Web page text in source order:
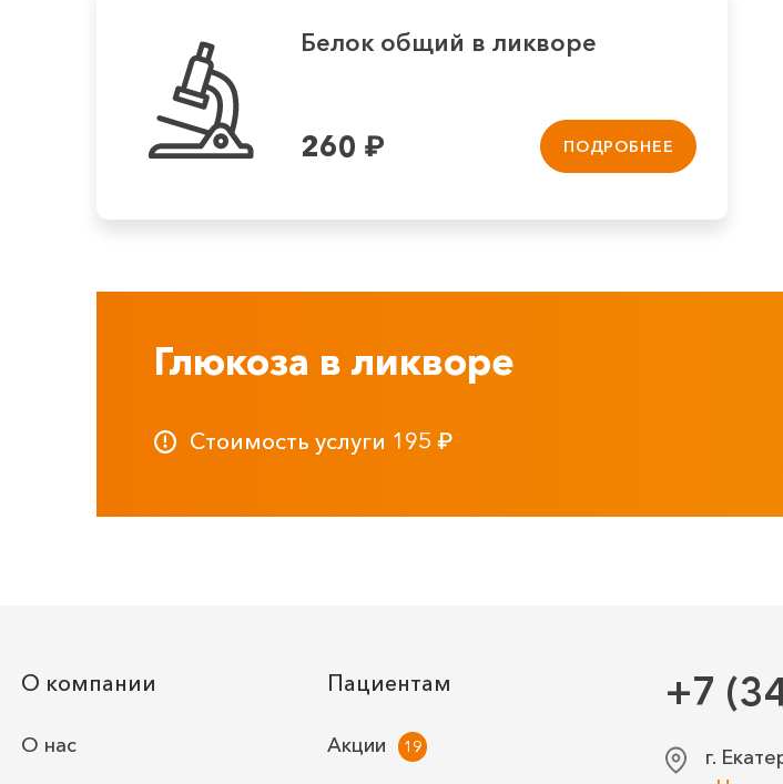
Белок общий в ликворе
260 ₽ ПОДРОБНЕЕ
Глюкоза в ликворе
Стоимость услуги 195 ₽
+7
г.
О компании
О нас
Пациентам
Акции